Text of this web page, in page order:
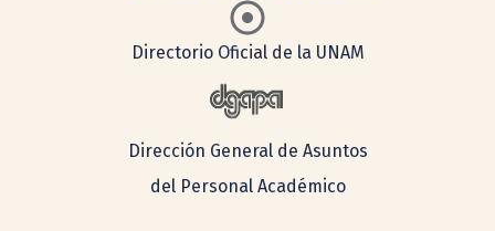
Directorio Oficial de la UNAM
Dirección General de Asuntos
del Personal Académico